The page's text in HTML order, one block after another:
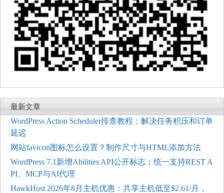
最新文章
WordPress Action Scheduler排查教程：解决任务积压和订单
延迟
网站favicon图标怎么设置？制作尺寸与HTML添加方法
WordPress 7.1新增Abilities API公开标志：统一支持REST A
PI、MCP与AI代理
HawkHost 2026年8月主机优惠：共享主机低至$2.61/月，